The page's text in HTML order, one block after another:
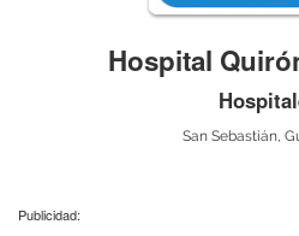
Hospital
San Sebastián,
Publicidad: